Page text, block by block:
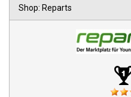
Shop: Reparts